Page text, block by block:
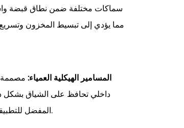
سماكات مختلفة ضمن نطاق قبضة
مما يؤدي إلى تبسيط المخزون
المسامير الهيكلية العمياء: مصممة
داخلي تحافظ على الشياق بشكل
المفضل للتطبيقات الهامة في صناعات الطيران والبناء حيث يكون الاتصال القوي والموثوق غير قابل للتفاوض.